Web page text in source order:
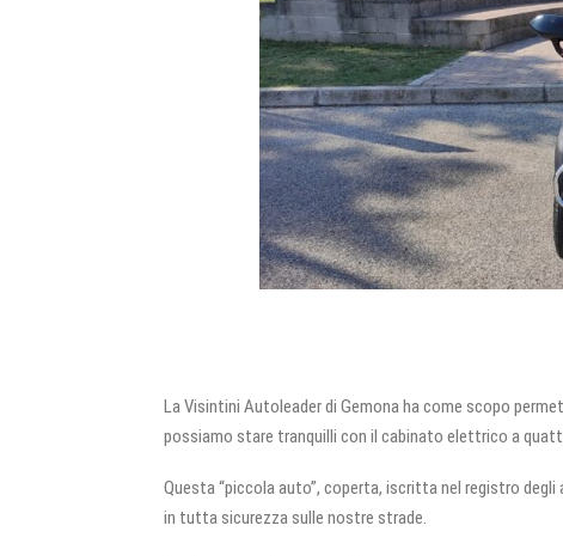
La Visintini Autoleader di Gemona ha come scopo
possiamo stare tranquilli con il cabinato elettrico a
Questa “piccola auto”, coperta, iscritta nel registro
in tutta sicurezza sulle nostre strade.